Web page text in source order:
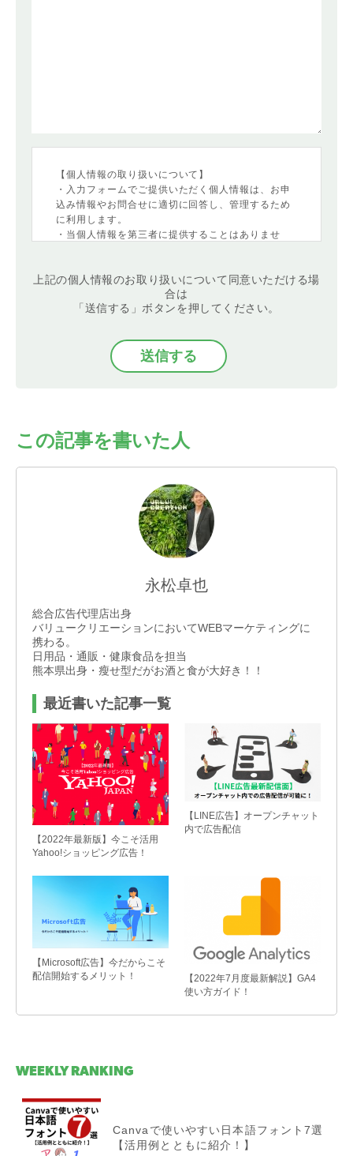
【個人情報の取り扱いについて】
・入力フォームでご提供いただく個人情報は、お申
込み情報やお問合せに適切に回答し、管理するため
に利用します。
・当個人情報を第三者に提供することはありませ
委託にあたっては、委託先における個人情報の安全
管理が図られるよう、委託先に対する必要かつ適切
な監督を行います。
正・追加または削除、利用の停止・消去および第三
者への提供の停止
（「開示等」といいます。）を受け付けておりま
答ができない場合があります。
・クッキーやウェブビーコン等を用いるなどして、
＜個人情報苦情及び相談窓口＞
バリュークリエーション株式会社
個人情報保護管理者：管理部 個人情報保護担当
TEL：03-5468-6877
末年始・土日祝を除く）
上記の個人情報のお取り扱いについて同意いただける場
合は
「送信する」ボタンを押してください。
この記事を書いた人
永松卓也
総合広告代理店出身
バリュークリエーションにおいてWEBマーケティングに
携わる。
日用品・通販・健康食品を担当
熊本県出身・瘦せ型だがお酒と食が大好き！！
最近書いた記事一覧
【2022年最新版】今こそ活用
Yahoo!ショッピング広告！
【LINE広告】オープンチャット
内で広告配信
【Microsoft広告】今だからこそ
配信開始するメリット！
【2022年7月度最新解説】GA4
使い方ガイド！
WEEKLY RANKING
Canvaで使いやすい日本語フォント7選
【活用例とともに紹介！】